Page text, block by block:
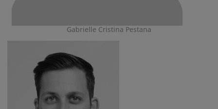
Gabrielle Cristina Pestana